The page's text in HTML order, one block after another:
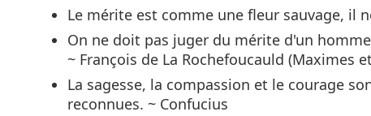
Le mérite est comme une fleur sauvage, il
On ne doit pas juger du mérite d'un
~ François de La Rochefoucauld (Maximes
La sagesse, la compassion et le courage
reconnues. ~ Confucius